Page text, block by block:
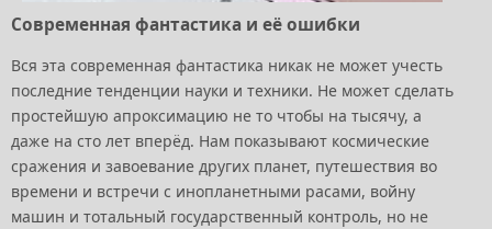
Современная фантастика и её ошибки
Вся эта современная фантастика никак не может учесть
последние тенденции науки и техники. Не может сделать
простейшую апроксимацию не то чтобы на тысячу, а
даже на сто лет вперёд. Нам показывают космические
сражения и завоевание других планет, путешествия во
времени и встречи с инопланетными расами, войну
машин и тотальный государственный контроль, но не